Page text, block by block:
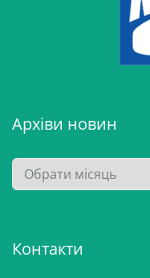
Архіви новин
А
р
в
Контакти